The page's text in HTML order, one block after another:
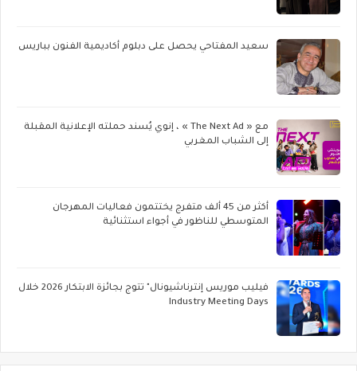
سعيد المفتاحي يحصل على دبلوم أكاديمية الفنون بباريس
مع « The Next Ad » ، إنوي يُسند حملته الإعلانية المقبلة
إلى الشباب المغربي
أكثر من 45 ألف متفرج يختتمون فعاليات المهرجان
المتوسطي للناظور في أجواء استثنائية
فيليب موريس إنترناشيونال" تتوج بجائزة الابتكار 2026 خلال
Industry Meeting Days